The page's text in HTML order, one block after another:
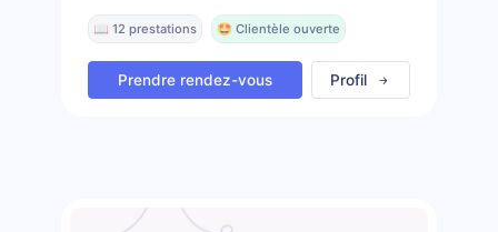
📖 12 prestations 🤩 Clientèle ouverte
Prendre rendez-vous Profil